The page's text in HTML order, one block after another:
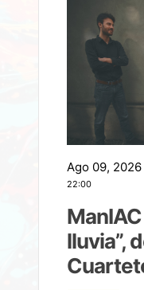
Ago 09, 2026
22:00
lluvia”,